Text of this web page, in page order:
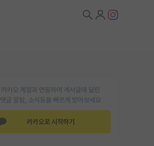
카카오 계정과 연동하여 게시글에 달린
댓글 알람, 소식등을 빠르게 받아보세요
카카오로 시작하기